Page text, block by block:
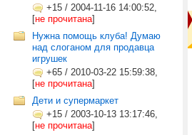
+15 / 2004-11-16 14:00:52,
[не прочитана]
Нужна помощь клуба! Думаю
над слоганом для продавца
игрушек
+65 / 2010-03-22 15:59:38,
[не прочитана]
Дети и супермаркет
+15 / 2003-10-13 13:17:46,
[не прочитана]